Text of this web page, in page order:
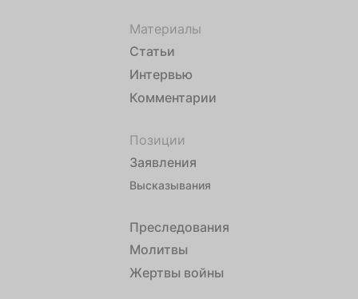
Материалы
Статьи
Интервью
Комментарии
Позиции
Заявления
Высказывания
Преследования
Молитвы
Жертвы войны